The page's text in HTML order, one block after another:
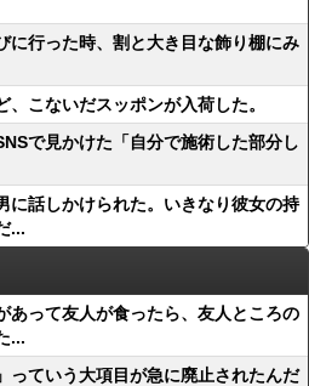
に行った時、割と大き目な飾り棚にみ
こないだスッポンが入荷した。
で見かけた「自分で施術した部分し
に話しかけられた。いきなり彼女の持
...
あって友人が食ったら、友人ところの
...
っていう大項目が急に廃止されたんだ